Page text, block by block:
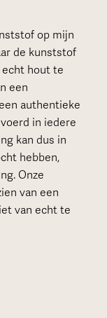
op mijn
de kunststof
echt hout te
een
authentieke
in iedere
kan dus in
hebben,
Onze
van een
van echt te